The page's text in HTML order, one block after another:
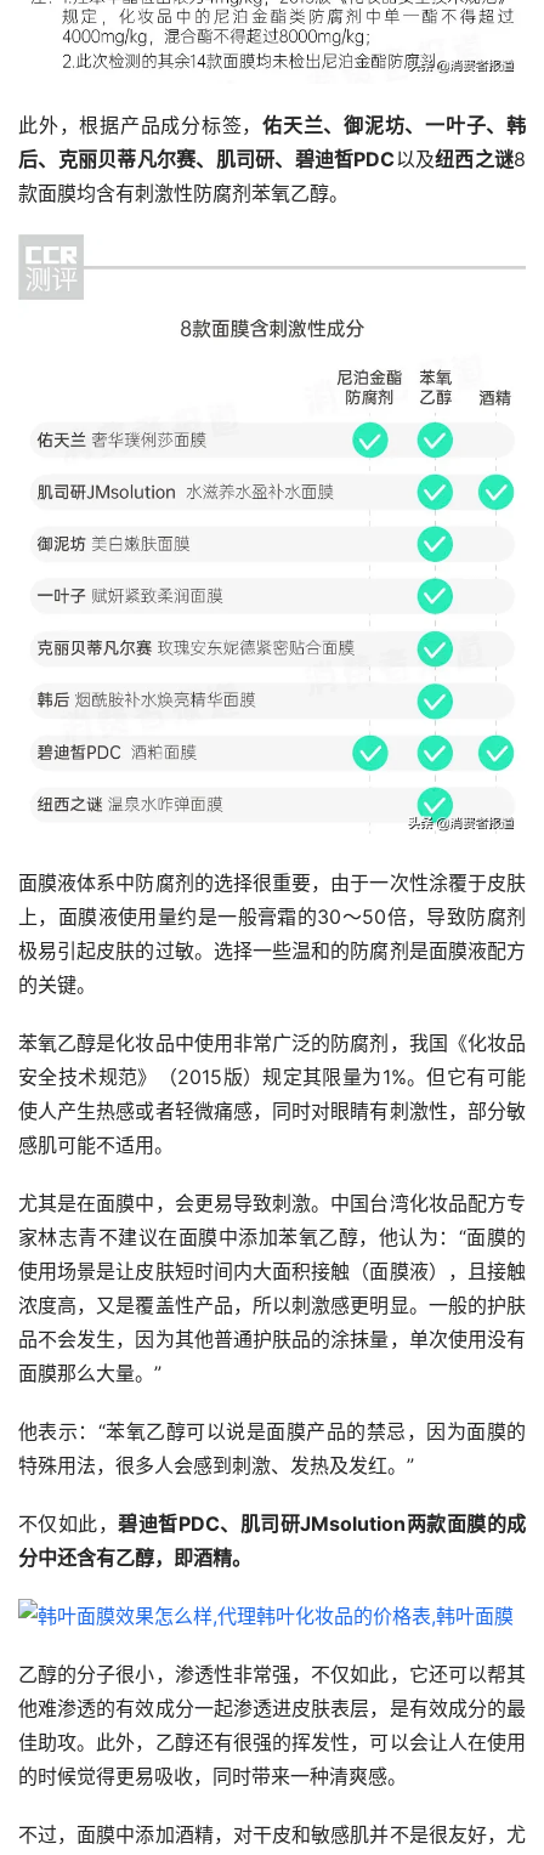
此外，根据产品成分标签， 佑天兰、御泥坊、一叶子、韩
后、克丽贝蒂凡尔赛、肌司研、碧迪皙PDC以及纽西之谜8
款面膜均含有刺激性防腐剂苯氧乙醇。
面膜液体系中防腐剂的选择很重要，由于一次性涂覆于皮肤
上，面膜液使用量约是一般膏霜的30～50倍，导致防腐剂
极易引起皮肤的过敏。选择一些温和的防腐剂是面膜液配方
的关键。
苯氧乙醇是化妆品中使用非常广泛的防腐剂，我国《化妆品
安全技术规范》（2015版）规定其限量为1%。但它有可能
使人产生热感或者轻微痛感，同时对眼睛有刺激性，部分敏
感肌可能不适用。
尤其是在面膜中，会更易导致刺激。中国台湾化妆品配方专
家林志青不建议在面膜中添加苯氧乙醇，他认为：“面膜的
使用场景是让皮肤短时间内大面积接触（面膜液），且接触
浓度高，又是覆盖性产品，所以刺激感更明显。一般的护肤
品不会发生，因为其他普通护肤品的涂抹量，单次使用没有
面膜那么大量。”
他表示：“苯氧乙醇可以说是面膜产品的禁忌，因为面膜的
特殊用法，很多人会感到刺激、发热及发红。”
不仅如此，碧迪皙PDC、肌司研JMsolution两款面膜的成
分中还含有乙醇，即酒精。
乙醇的分子很小，渗透性非常强，不仅如此，它还可以帮其
他难渗透的有效成分一起渗透进皮肤表层，是有效成分的最
佳助攻。此外，乙醇还有很强的挥发性，可以会让人在使用
的时候觉得更易吸收，同时带来一种清爽感。
不过，面膜中添加酒精，对干皮和敏感肌并不是很友好，尤